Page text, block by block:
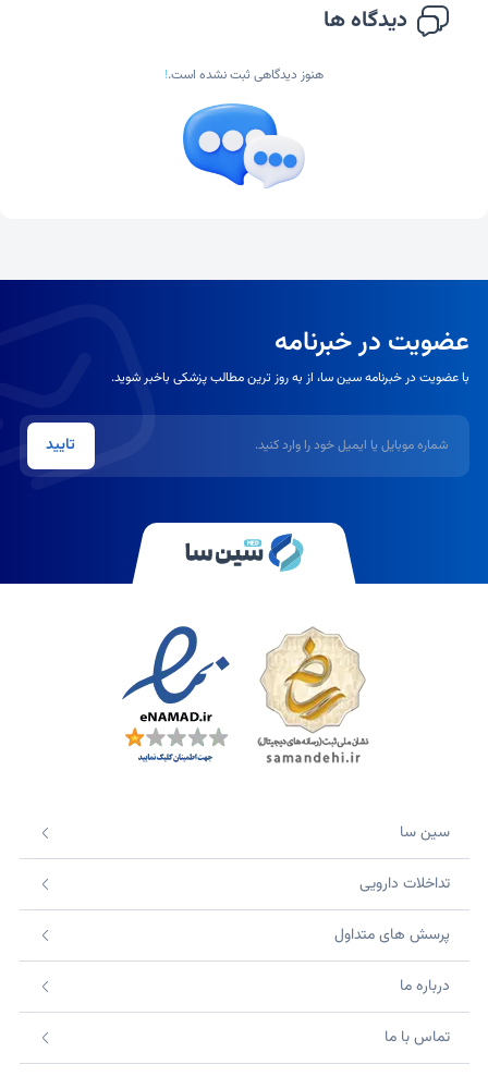
دیدگاه ها
هنوز دیدگاهی ثبت نشده است.!
عضویت در خبرنامه
با عضویت در خبرنامه سین سا، از به روز ترین مطالب پزشکی باخبر شوید.
شماره موبایل یا ایمیل
تایید
سین سا
تداخلات دارویی
پرسش های متداول
درباره ما
تماس با ما